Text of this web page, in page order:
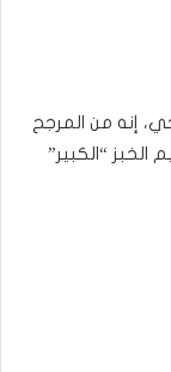
إنه من المرجح
خلال سنة 2022 إلى 700 مليم الخبز “الكبير”